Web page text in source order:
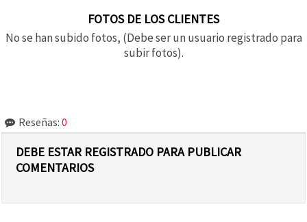
FOTOS DE LOS CLIENTES
No se han subido fotos, (Debe ser un usuario registrado para
subir fotos).
Reseñas: 0
DEBE ESTAR REGISTRADO PARA PUBLICAR
COMENTARIOS